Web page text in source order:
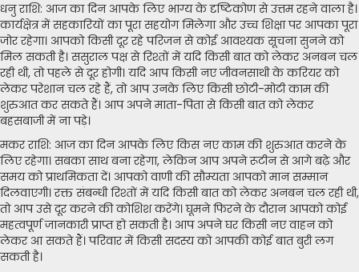
धनु राशि: आज का दिन आपके लिए भाग्य के दृष्टिकोण से उत्तम रहने वाला है।
कार्यक्षेत्र में सहकारियों का पूरा सहयोग मिलेगा और उच्च शिक्षा पर आपका पूरा
जोर रहेगा। आपको किसी दूर रहे परिजन से कोई आवश्यक सूचना सुनने को
मिल सकती है। ससुराल पक्ष से रिश्तों में यदि किसी बात को लेकर अनबन चल
रही थी, तो पहले से दूर होगी। यदि आप किसी नए जीवनसाथी के करियर को
लेकर परेशान चल रहे हैं, तो आप उनके लिए किसी छोटी-मोटी काम की
शुरुआत कर सकते हैं। आप अपने माता-पिता से किसी बात को लेकर
बहसबाजी में ना पड़े।
मकर राशि: आज का दिन आपके लिए किस नए काम की शुरुआत करने के
लिए रहेगा। सबका साथ बना रहेगा, लेकिन आप अपने रूटीन से आगे बढ़े और
समय को प्राथमिकता दें। आपको वाणी की सौम्यता आपको मान सम्मान
दिलवाएगी। रक्त संबन्धी रिश्तों में यदि किसी बात को लेकर अनबन चल रही थी,
तो आप उसे दूर करने की कोशिश करेंगे। घूमने फिरने के दौरान आपको कोई
महत्वपूर्ण जानकारी प्राप्त हो सकती है। आप अपने घर किसी नए वाहन को
लेकर आ सकते हैं। परिवार में किसी सदस्य को आपकी कोई बात बुरी लग
सकती है।